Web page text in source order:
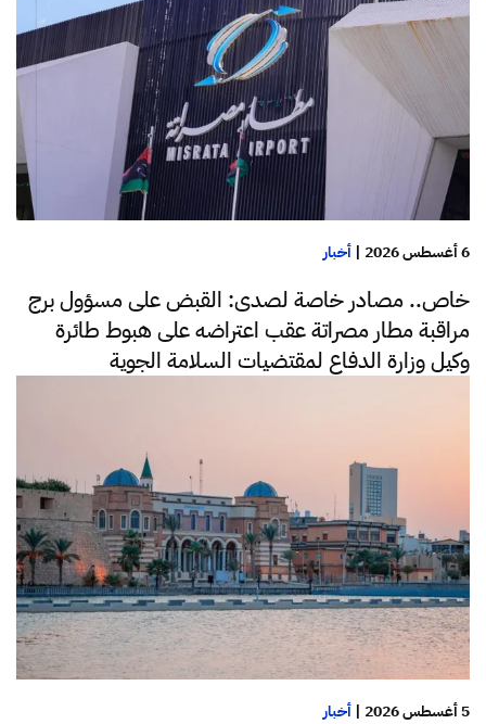
6 أغسطس 2026 | أخبار
خاص.. مصادر خاصة لصدى: القبض على مسؤول برج
مراقبة مطار مصراتة عقب اعتراضه على هبوط طائرة
وكيل وزارة الدفاع لمقتضيات السلامة الجوية
5 أغسطس 2026 | أخبار